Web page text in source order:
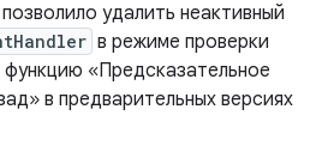
удалить неактивный
в режиме проверки
«Предсказательное
в предварительных версиях